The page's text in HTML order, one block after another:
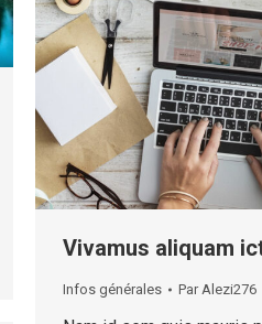
Vivamus aliquam
Infos générales ParAlezi276